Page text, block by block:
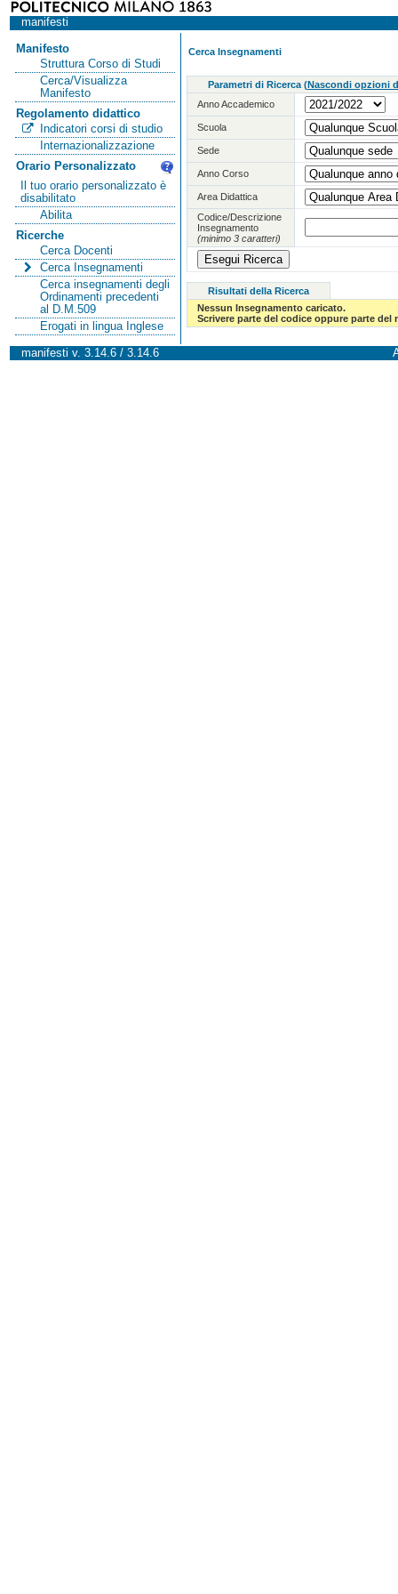
manifesti
Manifesto
Struttura Corso di Studi
Cerca/Visualizza
Manifesto
Regolamento didattico
Indicatori corsi di studio
Internazionalizzazione
Orario Personalizzato
Il tuo orario personalizzato è
disabilitato
Abilita
Ricerche
Cerca Docenti
Cerca Insegnamenti
Cerca insegnamenti degli
Ordinamenti precedenti
al D.M.509
Erogati in lingua Inglese
Cerca Insegnamenti
Parametri di Ricerca (Nascondi opzioni
Anno Accademico
Scuola
Sede
Anno Corso
Area Didattica
Codice/Descrizione
Insegnamento
(minimo 3 caratteri)
Risultati della Ricerca
Nessun Insegnamento caricato.
Scrivere parte del codice oppure parte
manifesti v. 3.14.6 / 3.14.6